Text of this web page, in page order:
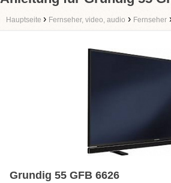
Hauptseite › Fernseher, video, audio › Fernseher
Grundig 55 GFB 6626